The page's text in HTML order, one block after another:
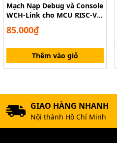
Mạch Nạp Debug và Console
WCH-Link cho MCU RISC-V
85.000₫
Thêm vào giỏ
GIAO HÀNG NHANH
Nội thành Hồ Chí Minh